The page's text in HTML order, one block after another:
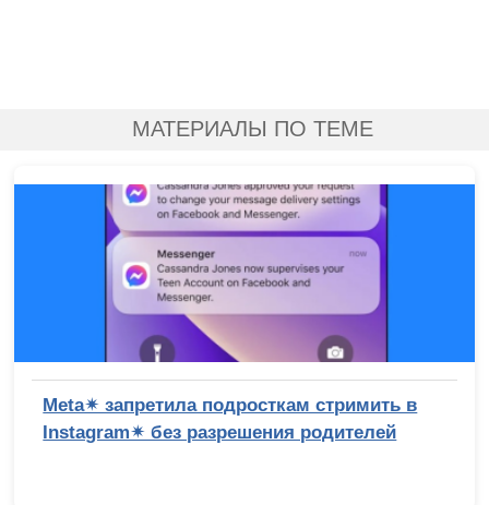
МАТЕРИАЛЫ ПО ТЕМЕ
Meta✴ запретила подросткам стримить в
Instagram✴ без разрешения родителей